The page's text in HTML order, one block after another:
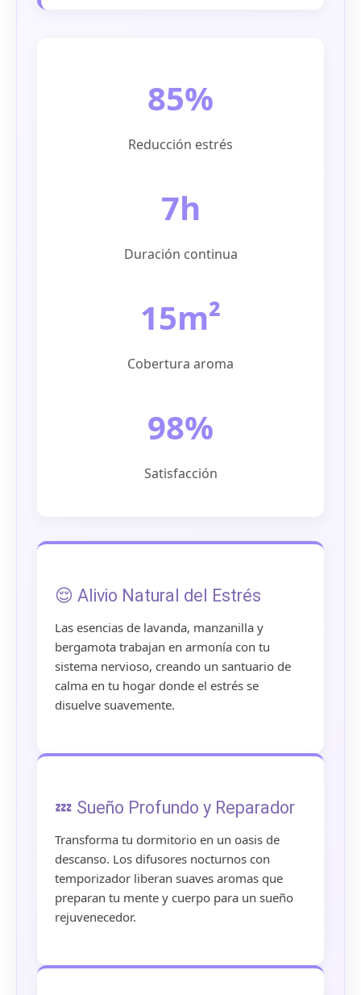
85%
Reducción estrés
7h
Duración continua
15m²
Cobertura aroma
98%
Satisfacción
😌 Alivio Natural del Estrés
Las esencias de lavanda, manzanilla y
bergamota trabajan en armonía con tu
sistema nervioso, creando un santuario de
calma en tu hogar donde el estrés se
disuelve suavemente.
💤 Sueño Profundo y Reparador
Transforma tu dormitorio en un oasis de
descanso. Los difusores nocturnos con
temporizador liberan suaves aromas que
preparan tu mente y cuerpo para un sueño
rejuvenecedor.